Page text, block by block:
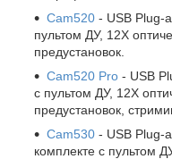
Cam520 - USB Plug-
пультом ДУ, 12X
предустановок.
Cam520 Pro - USB
с пультом ДУ, 12X
предустановок,
Cam530 - USB Plug-
комплекте с пультом